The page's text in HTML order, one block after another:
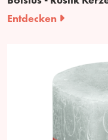
Entdecken